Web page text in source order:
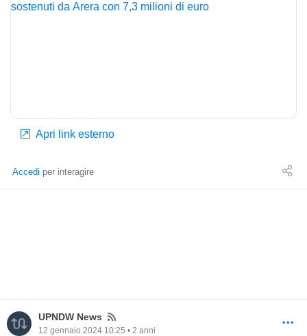
Apri link esterno
Accedi per interagire
UPNDW News News
12 gennaio 2024 10:25 • 2 anni